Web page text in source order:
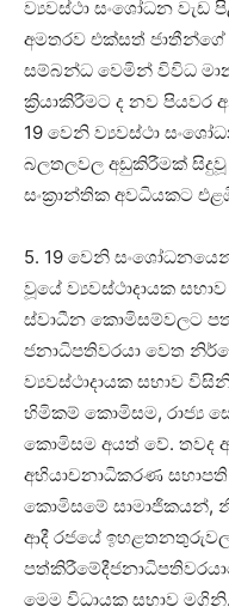
ව්‍යවස්ථා සංශෝධන වැඩ
අමතරව එක්සත් ජාතීන්ගේ
සම්බන්ධ වෙමින් විවිධ
ක්‍රියාකිරීමට ද නව පියවර
19 වෙනි ව්‍යවස්ථා
බලතලවල අඩුකිරීමක් සිදුවූ
සංක්‍රාන්තික අවධියකට
5. 19 වෙනි
වූයේ ව්‍යවස්ථාදායක
ස්වාධීන කොමිසම්වලට
ජනාධිපතිවරයා වෙත
ව්‍යවස්ථාදායක සභාව
හිමිකම් කොමිසම, රාජ්‍ය
කොමිසම අයත් වේ. තවද
අභියාචනාධිකරණ
කොමිසමේ සාමාජිකයන්,
ආදී රජයේ
මෙම විධායක සභාව